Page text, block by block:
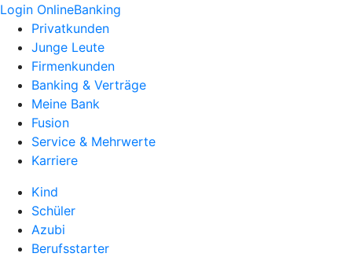
Login OnlineBanking
Privatkunden
Junge Leute
Firmenkunden
Banking & Verträge
Meine Bank
Fusion
Service & Mehrwerte
Karriere
Kind
Schüler
Azubi
Berufsstarter